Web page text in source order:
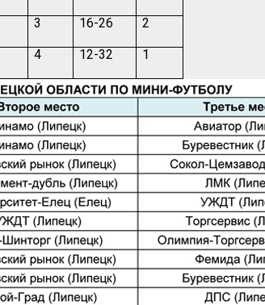
3 16-26 2
4 12-32 1